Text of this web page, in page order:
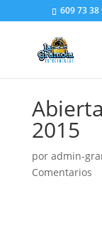
609 73 38
2015
por admin-
Comentarios